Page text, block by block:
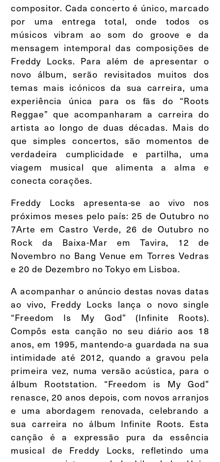
compositor. Cada concerto é único, marcado
por uma entrega total, onde todos os
músicos vibram ao som do groove e da
mensagem intemporal das composições de
Freddy Locks. Para além de apresentar o
novo álbum, serão revisitados muitos dos
temas mais icónicos da sua carreira, uma
experiência única para os fãs do “Roots
Reggae” que acompanharam a carreira do
artista ao longo de duas décadas. Mais do
que simples concertos, são momentos de
verdadeira cumplicidade e partilha, uma
viagem musical que alimenta a alma e
conecta corações.
Freddy Locks apresenta-se ao vivo nos
próximos meses pelo país: 25 de Outubro no
7Arte em Castro Verde, 26 de Outubro no
Rock da Baixa-Mar em Tavira, 12 de
Novembro no Bang Venue em Torres Vedras
e 20 de Dezembro no Tokyo em Lisboa.
A acompanhar o anúncio destas novas datas
ao vivo, Freddy Locks lança o novo single
“Freedom Is My God” (Infinite Roots).
Compôs esta canção no seu diário aos 18
anos, em 1995, mantendo-a guardada na sua
intimidade até 2012, quando a gravou pela
primeira vez, numa versão acústica, para o
álbum Rootstation. “Freedom is My God”
renasce, 20 anos depois, com novos arranjos
e uma abordagem renovada, celebrando a
sua carreira no álbum Infinite Roots. Esta
canção é a expressão pura da essência
musical de Freddy Locks, refletindo uma